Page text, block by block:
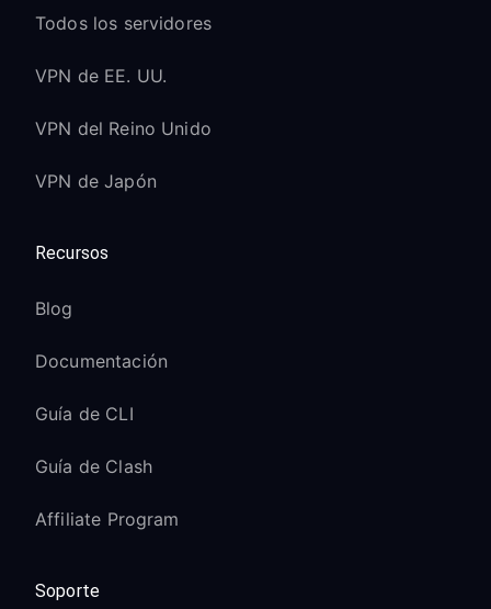
Todos los servidores
VPN de EE. UU.
VPN del Reino Unido
VPN de Japón
Recursos
Blog
Documentación
Guía de CLI
Guía de Clash
Affiliate Program
Soporte